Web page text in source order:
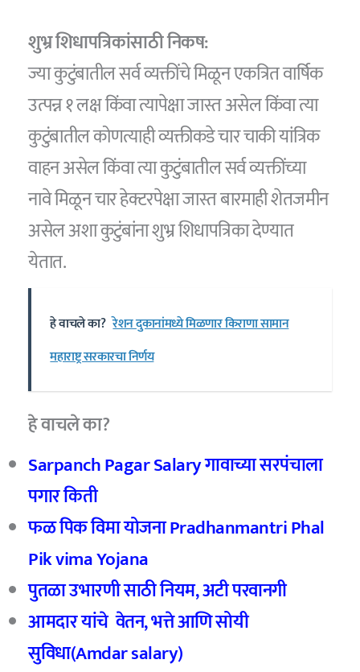
शुभ्र शिधापत्रिकांसाठी निकष:
ज्या कुटुंबातील सर्व व्यक्तींचे मिळून एकत्रित वार्षिक
उत्पन्न १ लक्ष किंवा त्यापेक्षा जास्त असेल किंवा त्या
कुटुंबातील कोणत्याही व्यक्तीकडे चार चाकी यांत्रिक
वाहन असेल किंवा त्या कुटुंबातील सर्व व्यक्तींच्या
नावे मिळून चार हेक्टरपेक्षा जास्त बारमाही शेतजमीन
असेल अशा कुटुंबांना शुभ्र शिधापत्रिका देण्यात
येतात.
हे वाचले का? रेशन दुकानांमध्ये मिळणार किराणा सामान
महाराष्ट्र सरकारचा निर्णय
हे वाचले का?
Sarpanch Pagar Salary गावाच्या सरपंचाला
पगार किती
फळ पिक विमा योजना Pradhanmantri Phal
Pik vima Yojana
पुतळा उभारणी साठी नियम, अटी परवानगी
आमदार यांचे वेतन, भत्ते आणि सोयी
सुविधा(Amdar salary)